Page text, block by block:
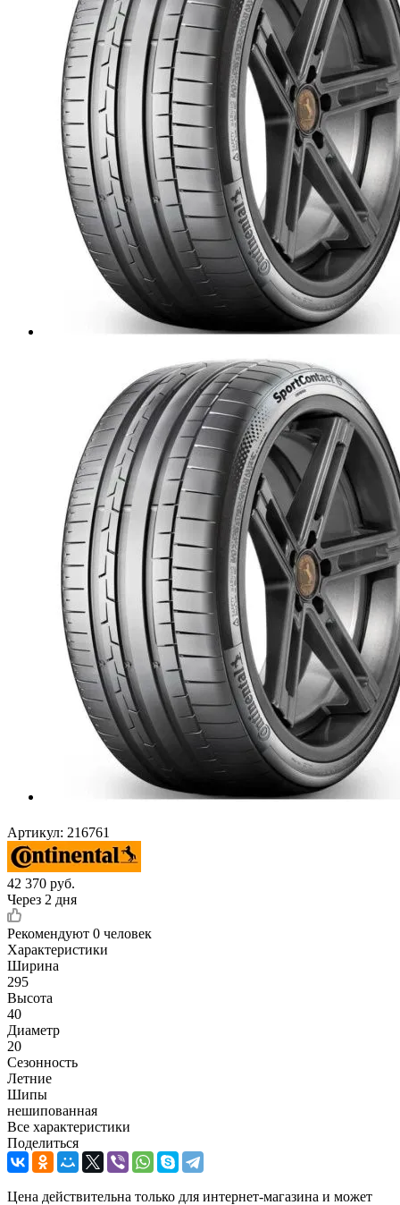
Артикул: 216761
42 370 руб.
Через 2 дня
Рекомендуют 0 человек
Характеристики
Ширина
295
Высота
40
Диаметр
20
Сезонность
Летние
Шипы
нешипованная
Все характеристики
Поделиться
Цена действительна только для интернет-магазина и может